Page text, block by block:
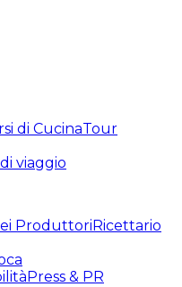
di CucinaTour
viaggio
ProduttoriRicettario
Press & PR